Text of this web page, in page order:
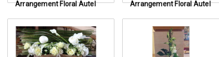
Arrangement Floral Autel Arrangement Floral Autel